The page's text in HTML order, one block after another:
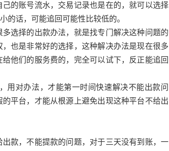
的账号流水，交易记录也是在的，就可以选择
的话，可能追回可能性比较低的。
选择的出款办法，就是找专门解决这种问题的
也是非常好的选择，这种解决办法是现在很多
他们的服务费的，完全可以试下，反正能追回
用对办法，才能第一时间快速解决不能出款问
平台，才能从根源上避免出现这种平台不给出
款，不能提款的问题，对于三天没有到账，一